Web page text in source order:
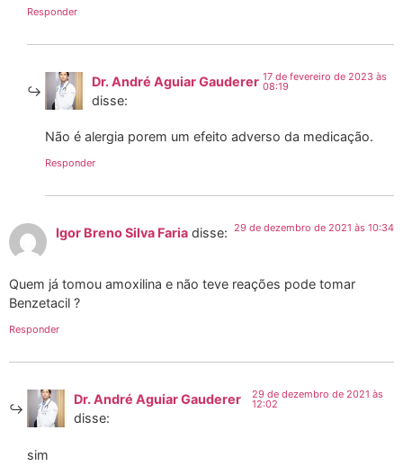
Responder
Dr. André Aguiar Gauderer
disse:
17 de fevereiro de 2023 às
08:19
Não é alergia porem um efeito adverso da medicação.
Responder
Igor Breno Silva Faria disse: 29 de dezembro de 2021 às 10:34
Quem já tomou amoxilina e não teve reações pode tomar
Benzetacil ?
Responder
Dr. André Aguiar Gauderer
disse:
29 de dezembro de 2021 às
12:02
sim